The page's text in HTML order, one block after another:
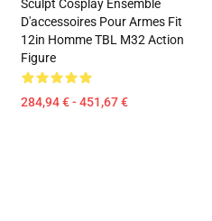
Sculpt Cosplay Ensemble
D'accessoires Pour Armes Fit
12in Homme TBL M32 Action
Figure
284,94 € - 451,67 €